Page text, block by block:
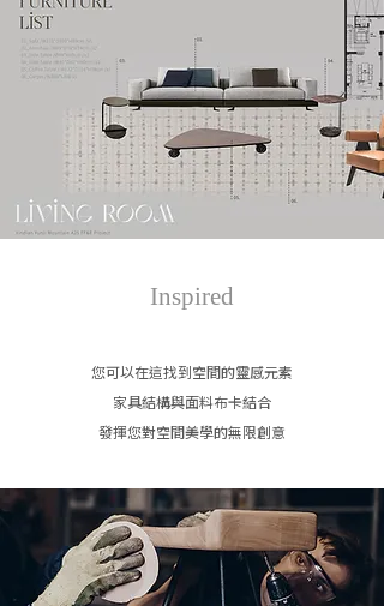
Inspired
您可以在這找到空間的靈感元素
家具結構與面料布卡結合
發揮您對空間美學的無限創意